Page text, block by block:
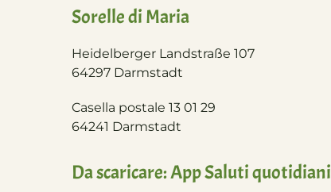
Sorelle di Maria
Heidelberger Landstraße 107
64297 Darmstadt
Casella postale 13 01 29
64241 Darmstadt
Da scaricare: App Saluti quotidiani